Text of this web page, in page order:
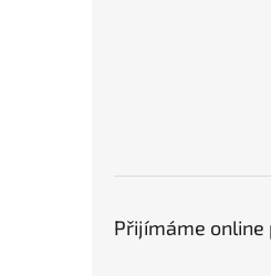
Přijímáme online